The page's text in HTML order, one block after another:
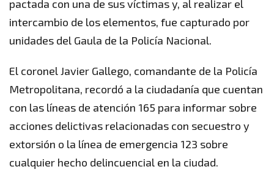
pactada con una de sus víctimas y, al realizar el
intercambio de los elementos, fue capturado por
unidades del Gaula de la Policía Nacional.
El coronel Javier Gallego, comandante de la Policía
Metropolitana, recordó a la ciudadanía que cuentan
con las líneas de atención 165 para informar sobre
acciones delictivas relacionadas con secuestro y
extorsión o la línea de emergencia 123 sobre
cualquier hecho delincuencial en la ciudad.